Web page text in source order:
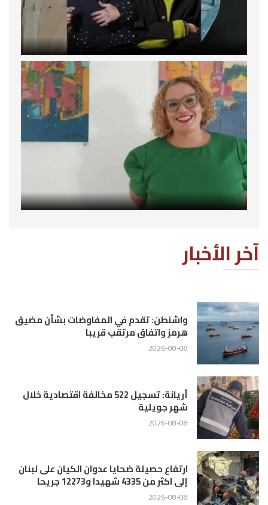
آخر الأخبار
واشنطن: تقدم في المفاوضات بشأن مضيق
هرمز واتفاق مرتقب قريبا
2026-08-08
أريانة: تسجيل 522 مخالفة اقتصادية خلال
شهر جويلية
2026-08-08
ارتفاع حصيلة ضحايا عدوان الكيان على لبنان
إلى اكثر من 4335 شهيدا و12273 جريحا
2026-08-08